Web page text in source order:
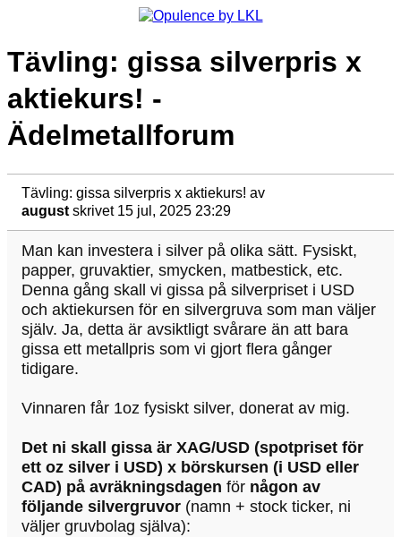
Tävling: gissa silverpris x
aktiekurs! -
Ädelmetallforum
Tävling: gissa silverpris x aktiekurs! av
august skrivet 15 jul, 2025 23:29
Man kan investera i silver på olika sätt. Fysiskt,
papper, gruvaktier, smycken, matbestick, etc.
Denna gång skall vi gissa på silverpriset i USD
och aktiekursen för en silvergruva som man väljer
själv. Ja, detta är avsiktligt svårare än att bara
gissa ett metallpris som vi gjort flera gånger
tidigare.
Vinnaren får 1oz fysiskt silver, donerat av mig.
Det ni skall gissa är XAG/USD (spotpriset för
ett oz silver i USD) x börskursen (i USD eller
CAD) på avräkningsdagen för någon av
följande silvergruvor (namn + stock ticker, ni
väljer gruvbolag själva):